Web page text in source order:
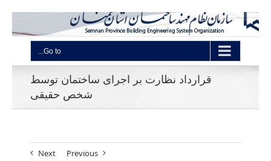
Go to...
قرارداد نظارت بر اجرای ساختمان توسط
شخص حقیقی
Previous
Next